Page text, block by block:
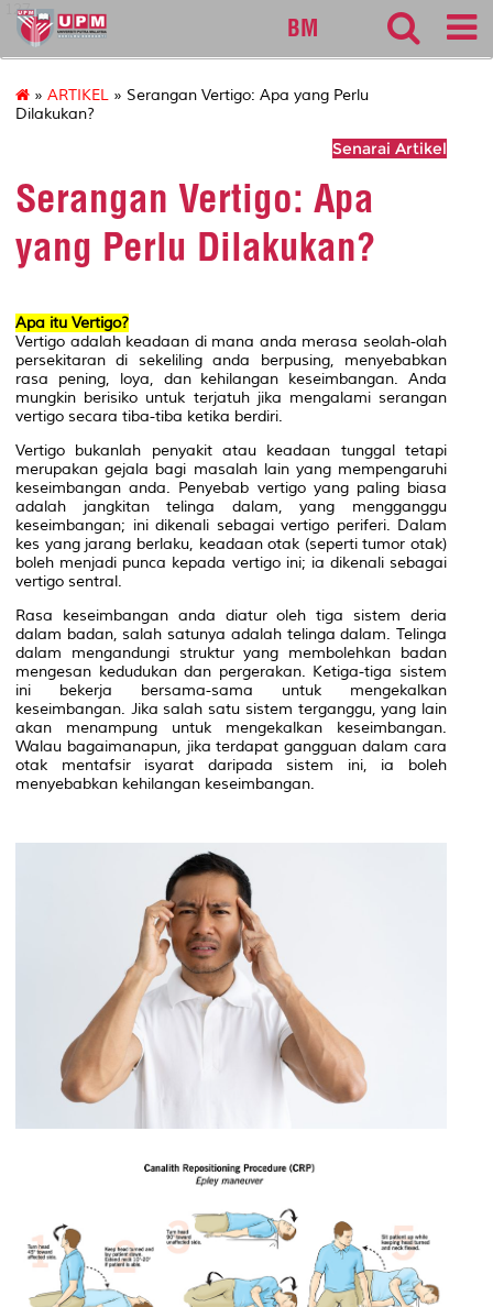
127
BM
» ARTIKEL » Serangan Vertigo: Apa yang Perlu
Dilakukan?
Senarai Artikel
Serangan Vertigo: Apa
yang Perlu Dilakukan?
Apa itu Vertigo?
Vertigo adalah keadaan di mana anda merasa seolah-olah
persekitaran di sekeliling anda berpusing, menyebabkan
rasa pening, loya, dan kehilangan keseimbangan. Anda
mungkin berisiko untuk terjatuh jika mengalami serangan
vertigo secara tiba-tiba ketika berdiri.
Vertigo bukanlah penyakit atau keadaan tunggal tetapi
merupakan gejala bagi masalah lain yang mempengaruhi
keseimbangan anda. Penyebab vertigo yang paling biasa
adalah jangkitan telinga dalam, yang mengganggu
keseimbangan; ini dikenali sebagai vertigo periferi. Dalam
kes yang jarang berlaku, keadaan otak (seperti tumor otak)
boleh menjadi punca kepada vertigo ini; ia dikenali sebagai
vertigo sentral.
Rasa keseimbangan anda diatur oleh tiga sistem deria
dalam badan, salah satunya adalah telinga dalam. Telinga
dalam mengandungi struktur yang membolehkan badan
mengesan kedudukan dan pergerakan. Ketiga-tiga sistem
ini bekerja bersama-sama untuk mengekalkan
keseimbangan. Jika salah satu sistem terganggu, yang lain
akan menampung untuk mengekalkan keseimbangan.
Walau bagaimanapun, jika terdapat gangguan dalam cara
otak mentafsir isyarat daripada sistem ini, ia boleh
menyebabkan kehilangan keseimbangan.